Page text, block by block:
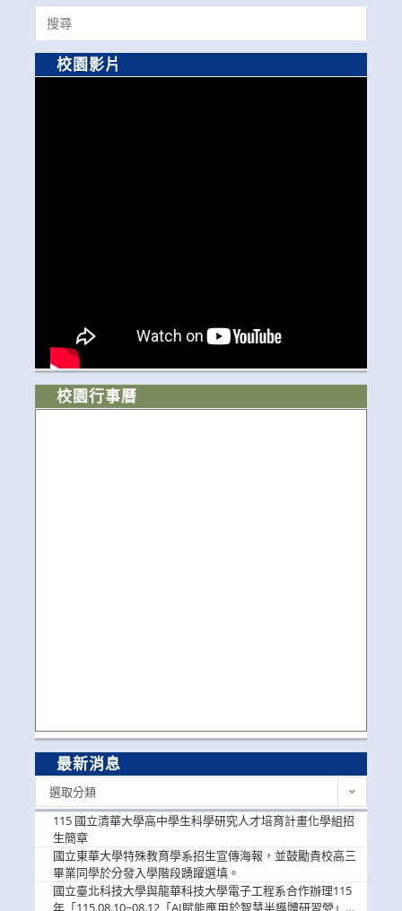
Search
for:
校園影片
校園行事曆
最新消息
選取分類
115 國立清華大學高中學生科學研究人才培育計畫化學組招
生簡章
國立東華大學特殊教育學系招生宣傳海報，並鼓勵貴校高三
畢業同學於分發入學階段踴躍選填。
國立臺北科技大學與龍華科技大學電子工程系合作辦理115